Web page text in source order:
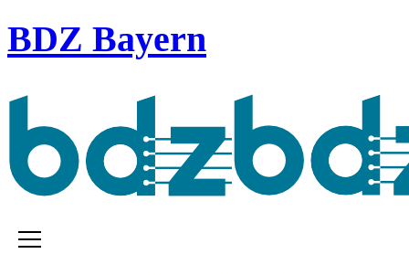
BDZ Bayern